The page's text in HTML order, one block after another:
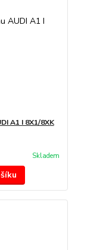
A1 I 8X1/8XK
Skladem